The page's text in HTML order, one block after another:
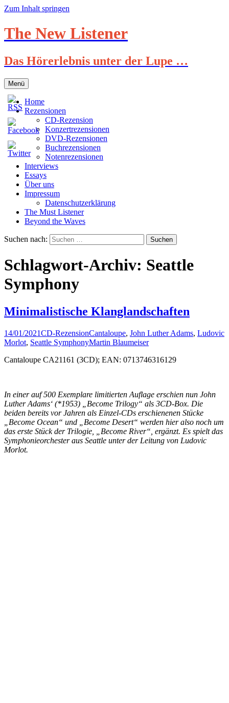
Zum Inhalt springen
The New Listener
Das Hörerlebnis unter der Lupe …
Menü
Home
Rezensionen
CD-Rezension
Konzertrezensionen
DVD-Rezensionen
Buchrezensionen
Notenrezensionen
Interviews
Essays
Über uns
Impressum
Datenschutzerklärung
The Must Listener
Beyond the Waves
Suchen nach:
Schlagwort-Archiv: Seattle
Symphony
Minimalistische Klanglandschaften
14/01/2021CD-RezensionCantaloupe, John Luther Adams, Ludovic
Morlot, Seattle SymphonyMartin Blaumeiser
Cantaloupe CA21161 (3CD); EAN: 0713746316129
In einer auf 500 Exemplare limitierten Auflage erschien nun John
Luther Adams‘ (*1953) „Become Trilogy“ als 3CD-Box. Die
beiden bereits vor Jahren als Einzel-CDs erschienenen Stücke
„Become Ocean“ und „Become Desert“ werden hier also noch um
das erste Stück der Trilogie, „Become River“, ergänzt. Es spielt das
Symphonieorchester aus Seattle unter der Leitung von Ludovic
Morlot.